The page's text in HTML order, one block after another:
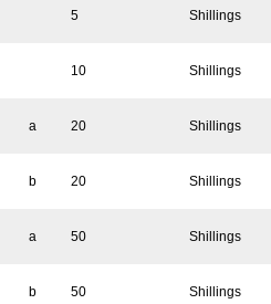
5 Shillings
10 Shillings
a 20 Shillings
b 20 Shillings
a 50 Shillings
b 50 Shillings